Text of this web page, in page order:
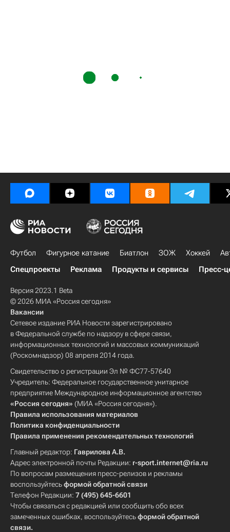
Футбол Фигурное катание Биатлон ЗОЖ Хоккей
Спецпроекты
Реклама Продукты и сервисы Пресс-
Версия 2023.1 Beta
© 2026 МИА «Россия сегодня»
Вакансии
Сетевое издание РИА Новости зарегистрировано
в Федеральной службе по надзору в сфере связи,
информационных технологий и массовых коммуникаций
(Роскомнадзор) 08 апреля 2014 года.
Свидетельство о регистрации Эл № ФС77-57640
Учредитель: Федеральное государственное унитарное
предприятие Международное информационное агентство
«Россия сегодня» (МИА «Россия сегодня»).
Правила использования материалов
Политика конфиденциальности
Правила применения рекомендательных технологий
Главный редактор: Гаврилова А.В.
Адрес электронной почты Редакции: r-sport.internet@ria.ru
По вопросам размещения пресс-релизов и рекламы
воспользуйтесьформой обратной связи
Телефон Редакции: 7 (495) 645-6601
Чтобы связаться с редакцией или сообщить обо всех
замеченных ошибках, воспользуйтесьформой обратной
связи.